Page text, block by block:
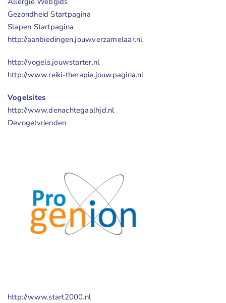
Gezondheid Startpagina
Slapen Startpagina
http://aanbiedingen.jouwverzamelaar.nl
http://vogels.jouwstarter.nl
http://www.reiki-therapie.jouwpagina.nl
Vogelsites
http://www.denachtegaalhjd.nl
Devogelvrienden
http://www.start2000.nl